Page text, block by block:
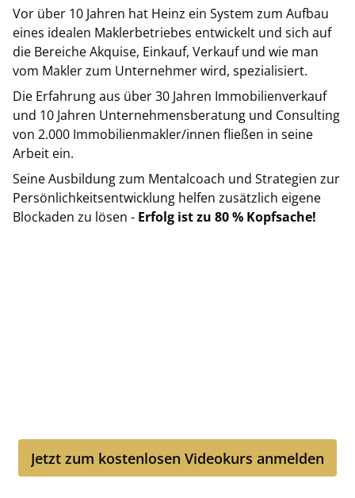
Vor über 10 Jahren hat Heinz ein System zum Aufbau
eines idealen Maklerbetriebes entwickelt und sich auf
die Bereiche Akquise, Einkauf, Verkauf und wie man
vom Makler zum Unternehmer wird, spezialisiert.
Die Erfahrung aus über 30 Jahren Immobilienverkauf
und 10 Jahren Unternehmensberatung und Consulting
von 2.000 Immobilienmakler/innen fließen in seine
Arbeit ein.
Seine Ausbildung zum Mentalcoach und Strategien zur
Persönlichkeitsentwicklung helfen zusätzlich eigene
Blockaden zu lösen - Erfolg ist zu 80 % Kopfsache!
Jetzt zum kostenlosen Videokurs anmelden
Jetzt zum kostenlosen Videokurs anmelden